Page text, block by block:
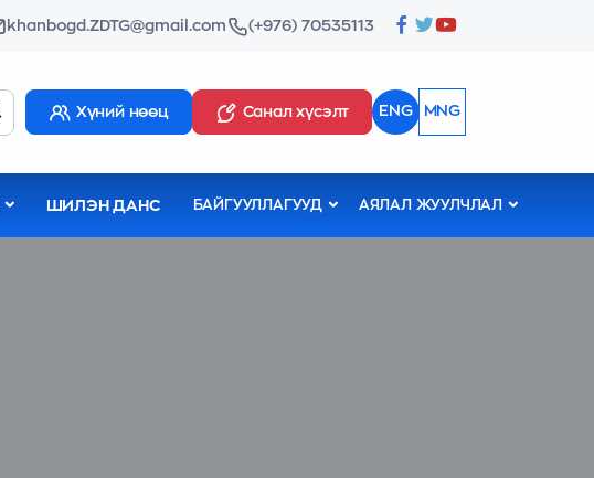
khanbogd.ZDTG@gmail.com (+976) 70535113
Хүний нөөц Санал хүсэлт ENG MNG
ШИЛЭН ДАНС БАЙГУУЛЛАГУУД АЯЛАЛ ЖУУЛЧЛАЛ